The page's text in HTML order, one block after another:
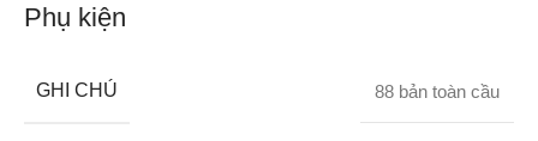
Phụ kiện
GHI CHÚ 88 bản toàn cầu